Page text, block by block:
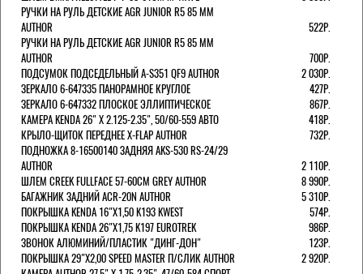
РУЧКИ НА РУЛЬ ДЕТСКИЕ AGR JUNIOR R5 85 ММ
AUTHOR
522Р.
РУЧКИ НА РУЛЬ ДЕТСКИЕ AGR JUNIOR R5 85 ММ
AUTHOR
700Р.
ПОДСУМОК ПОДСЕДЕЛЬНЫЙ A-S351 QF9 AUTHOR
2 030Р.
ЗЕРКАЛО 6-647335 ПАНОРАМНОЕ КРУГЛОЕ
427Р.
ЗЕРКАЛО 6-647332 ПЛОСКОЕ ЭЛЛИПТИЧЕСКОЕ
867Р.
КАМЕРА KENDA 26" Х 2.125-2.35", 50/60-559 АВТО
418Р.
КРЫЛО-ЩИТОК ПЕРЕДНЕЕ X-FLAP AUTHOR
732Р.
ПОДНОЖКА 8-16500140 ЗАДНЯЯ AKS-530 RS-24/29
AUTHOR
2 110Р.
ШЛЕМ CREEK FULLFACE 57-60СМ GREY AUTHOR
8 990Р.
БАГАЖНИК ЗАДНИЙ ACR-20N AUTHOR
5 310Р.
ПОКРЫШКА KENDA 16"Х1,50 K193 KWEST
574Р.
ПОКРЫШКА KENDA 26"Х1,75 K197 EUROTREK
986Р.
ЗВОНОК АЛЮМИНИЙ/ПЛАСТИК "ДИНГ-ДОН"
123Р.
ПОКРЫШКА 29"Х2,00 SPEED MASTER П/СЛИК AUTHOR
2 920Р.